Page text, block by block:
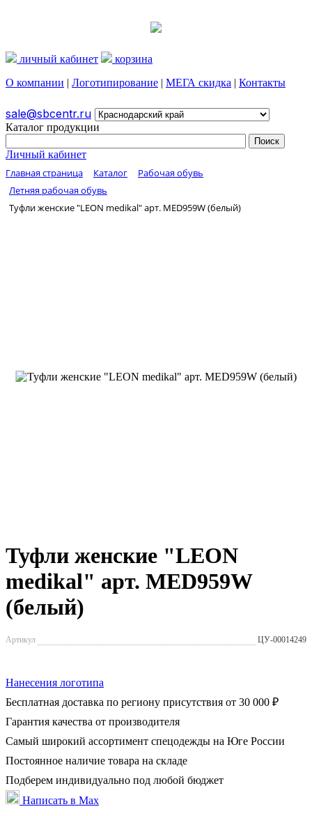
личный кабинет
корзина
О компании | Логотипирование | МЕГА скидка | Контакты
sale@sbcentr.ru
Каталог продукции
Личный кабинет
Главная страница Каталог
Рабочая обувь
Летняя рабочая обувь
Туфли женские "LEON medikal" арт. MED959W (белый)
Туфли женские "LEON
medikal" арт. MED959W
(белый)
Артикул ЦУ-00014249
Нанесения логотипа
Бесплатная доставка по региону присутствия от 30 000 ₽
Гарантия качества от производителя
Самый широкий ассортимент спецодежды на Юге России
Постоянное наличие товара на складе
Подберем индивидуально под любой бюджет
Написать в Max